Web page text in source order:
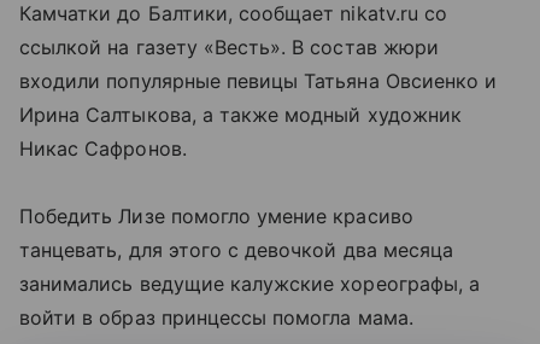
Камчатки до Балтики, сообщает nikatv.ru со
ссылкой на газету «Весть». В состав жюри
входили популярные певицы Татьяна Овсиенко и
Ирина Салтыкова, а также модный художник
Никас Сафронов.
Победить Лизе помогло умение красиво
танцевать, для этого с девочкой два месяца
занимались ведущие калужские хореографы, а
войти в образ принцессы помогла мама.